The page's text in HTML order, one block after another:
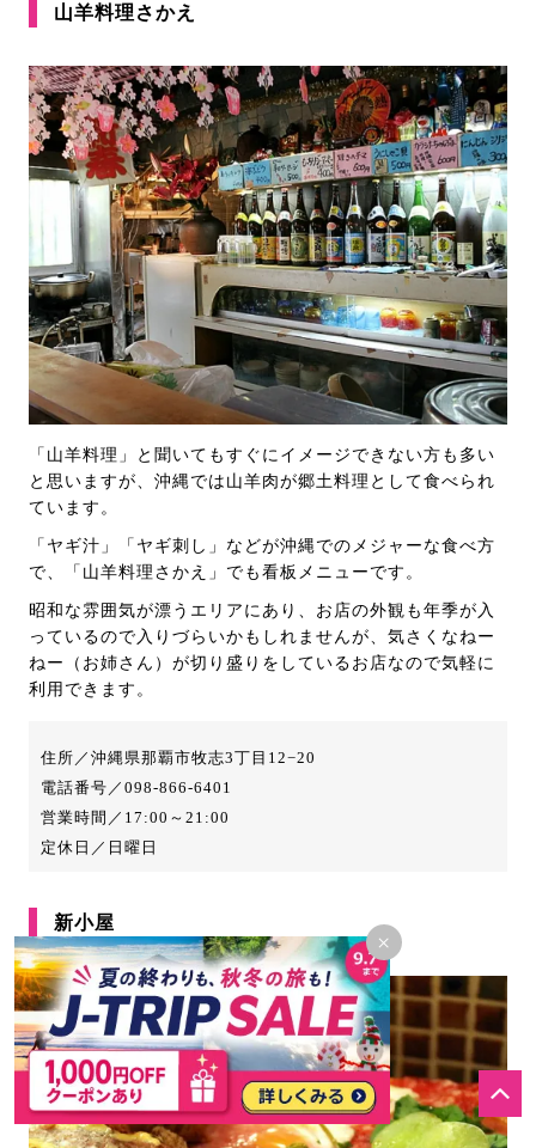
×
山羊料理さかえ
「山羊料理」と聞いてもすぐにイメージできない方も多い
と思いますが、沖縄では山羊肉が郷土料理として食べられ
ています。
「ヤギ汁」「ヤギ刺し」などが沖縄でのメジャーな食べ方
で、「山羊料理さかえ」でも看板メニューです。
昭和な雰囲気が漂うエリアにあり、お店の外観も年季が入
っているので入りづらいかもしれませんが、気さくなねー
ねー（お姉さん）が切り盛りをしているお店なので気軽に
利用できます。
住所／沖縄県那覇市牧志3丁目12−20
電話番号／098-866-6401
営業時間／17:00～21:00
定休日／日曜日
新小屋